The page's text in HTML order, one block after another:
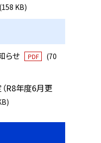
(158 KB)
らせ PDF
(70
R8年度6月更